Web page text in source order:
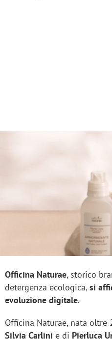
Officina Naturae, storico
detergenza ecologica,si
evoluzione digitale.
Officina Naturae, nata oltre
Silvia Carlini e di Pierluca